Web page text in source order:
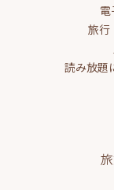
電
旅行
読み放題